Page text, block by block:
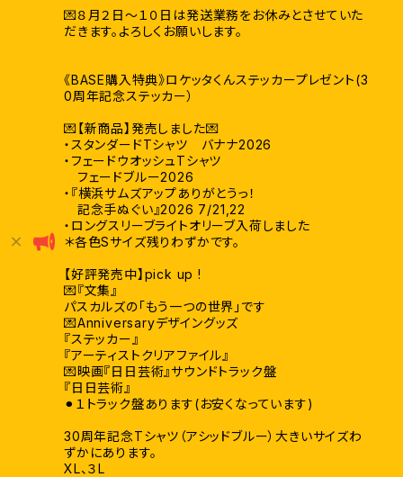
💌８月２日〜１０日は発送業務をお休みとさせていた
だきます。よろしくお願いします。
《BASE購入特典》ロケッタくんステッカープレゼント(3
0周年記念ステッカー）
💌【新商品】発売しました💌
・スタンダードTシャツ バナナ2026
・フェードウオッシュTシャツ
フェードブルー2026
・『横浜サムズアップありがとうっ！
記念手ぬぐい』2026 7/21,22
・ロングスリーブライトオリーブ入荷しました
＊各色Sサイズ残りわずかです。
【好評発売中】pick up !
💌『文集』
パスカルズの「もう一つの世界」です
💌Anniversaryデザイングッズ
『ステッカー』
『アーティストクリアファイル』
💌映画『日日芸術』サウンドトラック盤
『日日芸術』
⚫︎１トラック盤あります(お安くなっています)
30周年記念Tシャツ（アシッドブルー）大きいサイズわ
ずかにあります。
XL、３L